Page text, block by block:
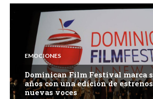
EMOCIONES
Dominican Film Festival marca
años con una edición de
nuevas voces